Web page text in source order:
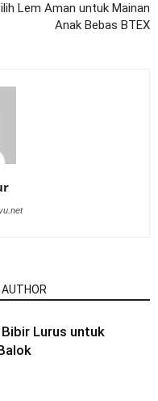
Lem Aman untuk Mainan
Anak Bebas BTEX
Lurus untuk